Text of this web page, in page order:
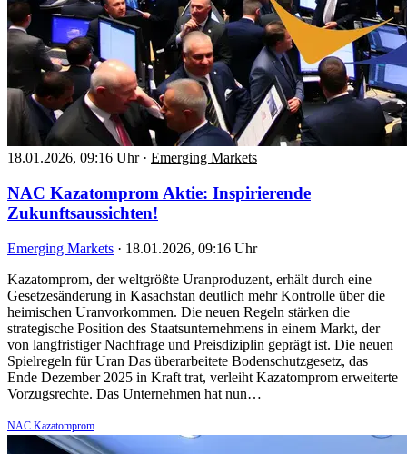
18.01.2026, 09:16 Uhr · Emerging Markets
NAC Kazatomprom Aktie: Inspirierende
Zukunftsaussichten!
Emerging Markets · 18.01.2026, 09:16 Uhr
Kazatomprom, der weltgrößte Uranproduzent, erhält durch eine
Gesetzesänderung in Kasachstan deutlich mehr Kontrolle über die
heimischen Uranvorkommen. Die neuen Regeln stärken die
strategische Position des Staatsunternehmens in einem Markt, der
von langfristiger Nachfrage und Preisdiziplin geprägt ist. Die neuen
Spielregeln für Uran Das überarbeitete Bodenschutzgesetz, das
Ende Dezember 2025 in Kraft trat, verleiht Kazatomprom erweiterte
Vorzugsrechte. Das Unternehmen hat nun…
NAC Kazatomprom